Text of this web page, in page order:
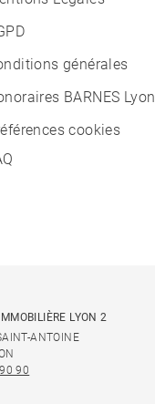
générales
BARNES Lyon
cookies
LYON 2
ANTOINE
90